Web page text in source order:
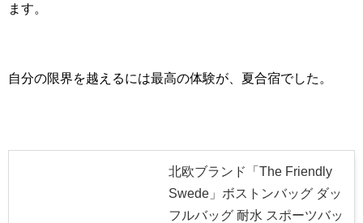
ます。
自分の限界を越えるには最高の体験が、夏合宿でした。
北欧ブランド「The Friendly
Swede」ボストンバッグ ダッ
フルバッグ 耐水 スポーツバッ